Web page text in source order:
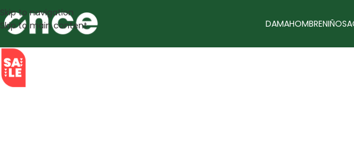
Skip to navigation
Skip to main content
DAMAHOMBRENIÑOS
SALE